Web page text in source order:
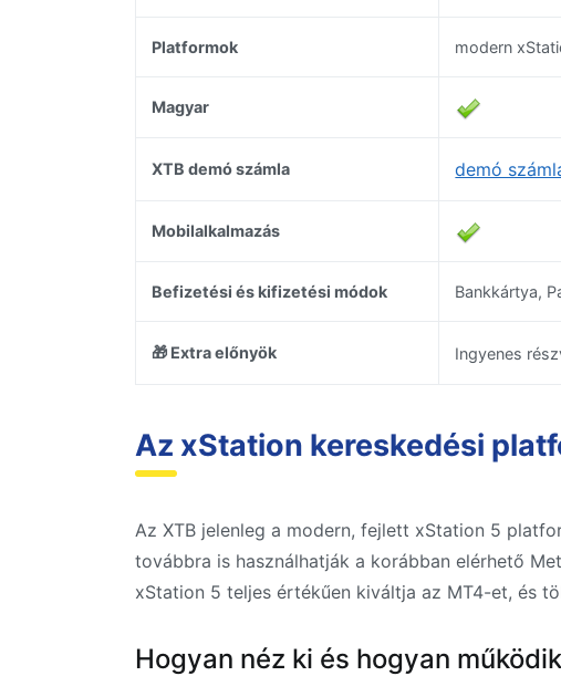
Platformok modern
Magyar
XTB demó számla demó
Mobilalkalmazás
Befizetési és kifizetési módok Bankkártya,
🎁 Extra előnyök Ingyenes
Az xStation kereskedési
Az XTB jelenleg a modern, fejlett xStation 5
továbbra is használhatják a korábban elérhető
xStation 5 teljes értékűen kiváltja az MT4-et, és
Hogyan néz ki és hogyan